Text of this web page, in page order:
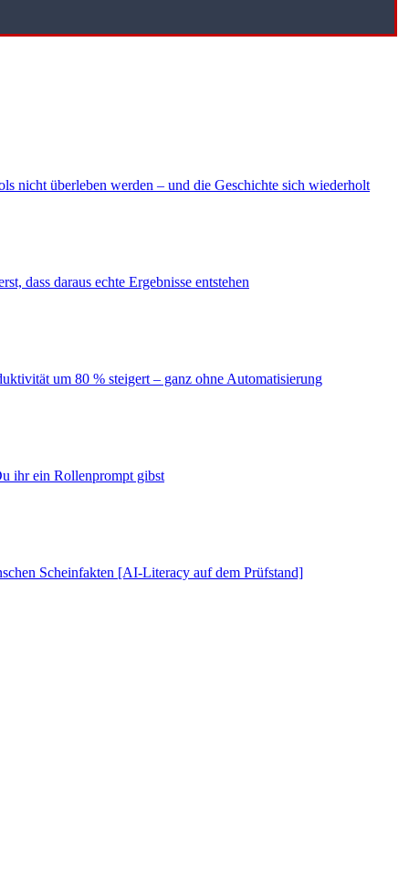
nicht überleben werden – und die Geschichte sich wiederholt
dass daraus echte Ergebnisse entstehen
um 80 % steigert – ganz ohne Automatisierung
ihr ein Rollenprompt gibst
Scheinfakten [AI-Literacy auf dem Prüfstand]